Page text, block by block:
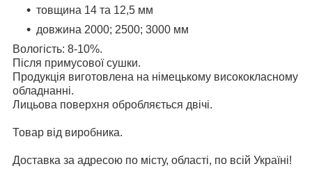
товщина 14 та 12,5 мм
довжина 2000; 2500; 3000 мм
Вологість: 8-10%.
Після примусової сушки.
Продукція виготовлена ​​на німецькому висококласному
обладнанні.
Лицьова поверхня обробляється двічі.
Товар від виробника.
Доставка за адресою по місту, області, по всій Україні!